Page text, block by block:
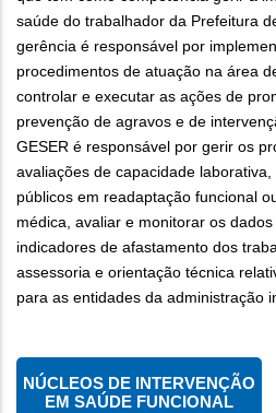
saúde do trabalhador da Prefeitura
gerência é responsável por
procedimentos de atuação na área
controlar e executar as ações de
prevenção de agravos e de
GESER é responsável por gerir os
avaliações de capacidade
públicos em readaptação funcional
médica, avaliar e monitorar os
indicadores de afastamento dos
assessoria e orientação técnica
para as entidades da administração
NÚCLEOS DE INTERVENÇÃO
EM SAÚDE FUNCIONAL